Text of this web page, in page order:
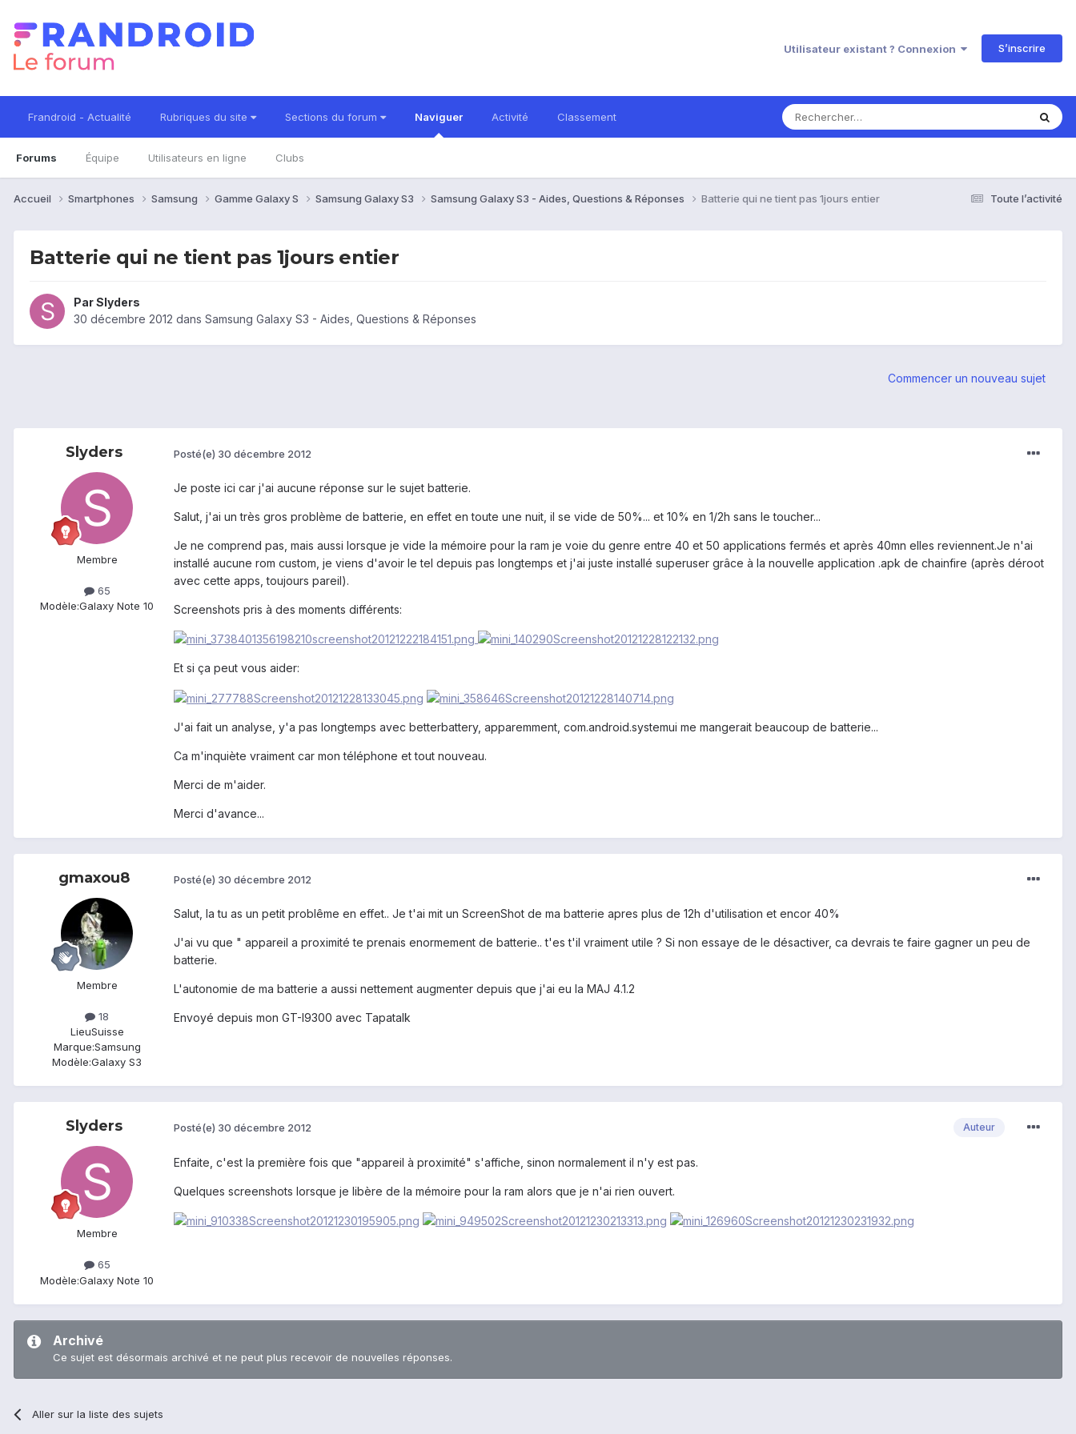
Utilisateur existant ? Connexion S’inscrire
Frandroid - Actualité Rubriques du site Sections du forum Naviguer
Forums Équipe Utilisateurs en ligne Clubs
Activité Classement
Toute l’activité
Accueil Smartphones Samsung Gamme Galaxy S Samsung Galaxy S3 Samsung Galaxy S3 - Aides, Questions & Réponses Batterie qui ne tient pas 1jours entier
Batterie qui ne tient pas 1jours entier
ParSlyders
30 décembre 2012 dans Samsung Galaxy S3 - Aides, Questions & Réponses
Commencer un nouveau sujet
Slyders
Membre
65
Modèle:Galaxy Note 10
Posté(e) 30 décembre 2012
Je poste ici car j'ai aucune réponse sur le sujet batterie.
Salut, j'ai un très gros problème de batterie, en effet en toute une nuit, il se vide de 50%... et 10% en 1/2h sans le toucher...
Je ne comprend pas, mais aussi lorsque je vide la mémoire pour la ram je voie du genre entre 40 et 50 applications fermés et après 40mn elles reviennent.Je n'ai
installé aucune rom custom, je viens d'avoir le tel depuis pas longtemps et j'ai juste installé superuser grâce à la nouvelle application .apk de chainfire (après déroot
avec cette apps, toujours pareil).
Screenshots pris à des moments différents:
Et si ça peut vous aider:
J'ai fait un analyse, y'a pas longtemps avec betterbattery, apparemment, com.android.systemui me mangerait beaucoup de batterie...
Ca m'inquiète vraiment car mon téléphone et tout nouveau.
Merci de m'aider.
Merci d'avance...
gmaxou8
Membre
18
LieuSuisse
Marque:Samsung
Modèle:Galaxy S3
Posté(e) 30 décembre 2012
Salut, la tu as un petit problême en effet.. Je t'ai mit un ScreenShot de ma batterie apres plus de 12h d'utilisation et encor 40%
J'ai vu que " appareil a proximité te prenais enormement de batterie.. t'es t'il vraiment utile ? Si non essaye de le désactiver, ca devrais te faire gagner un peu de
batterie.
L'autonomie de ma batterie a aussi nettement augmenter depuis que j'ai eu la MAJ 4.1.2
Envoyé depuis mon GT-I9300 avec Tapatalk
Slyders
Membre
65
Modèle:Galaxy Note 10
Auteur
Posté(e) 30 décembre 2012
Enfaite, c'est la première fois que "appareil à proximité" s'affiche, sinon normalement il n'y est pas.
Quelques screenshots lorsque je libère de la mémoire pour la ram alors que je n'ai rien ouvert.
Archivé
Ce sujet est désormais archivé et ne peut plus recevoir de nouvelles réponses.
Aller sur la liste des sujets